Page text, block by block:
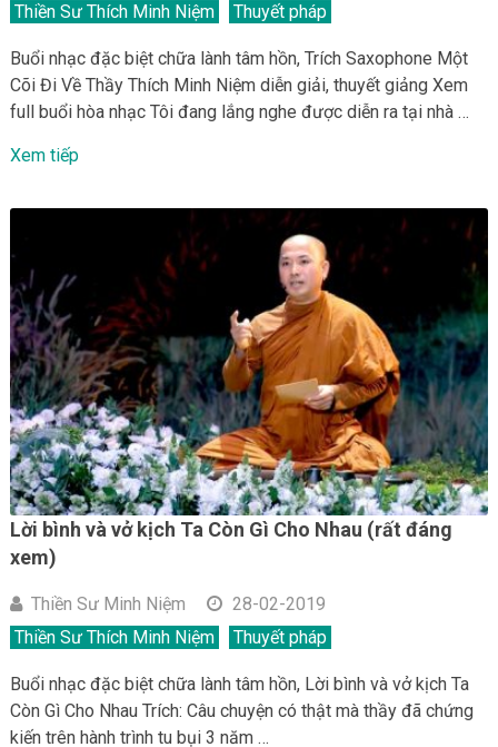
Thiền Sư Thích Minh Niệm
Thuyết pháp
Buổi nhạc đặc biệt chữa lành tâm hồn, Trích Saxophone Một
Cõi Đi Về Thầy Thích Minh Niệm diễn giải, thuyết giảng Xem
full buổi hòa nhạc Tôi đang lắng nghe được diễn ra tại nhà …
Xem tiếp
Lời bình và vở kịch Ta Còn Gì Cho Nhau (rất đáng
xem)
Thiền Sư Minh Niệm
28-02-2019
Thiền Sư Thích Minh Niệm
Thuyết pháp
Buổi nhạc đặc biệt chữa lành tâm hồn, Lời bình và vở kịch Ta
Còn Gì Cho Nhau Trích: Câu chuyện có thật mà thầy đã chứng
kiến trên hành trình tu bụi 3 năm …